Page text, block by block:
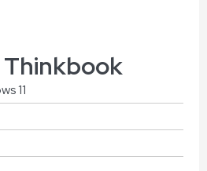
Thinkbook
11